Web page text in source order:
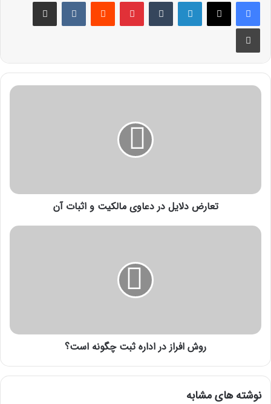
تعارض دلایل در دعاوی مالکیت و اثبات آن
روش افراز در اداره ثبت چگونه است؟
نوشته های مشابه